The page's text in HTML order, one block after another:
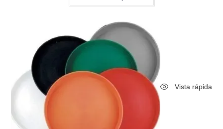
Vista rápida